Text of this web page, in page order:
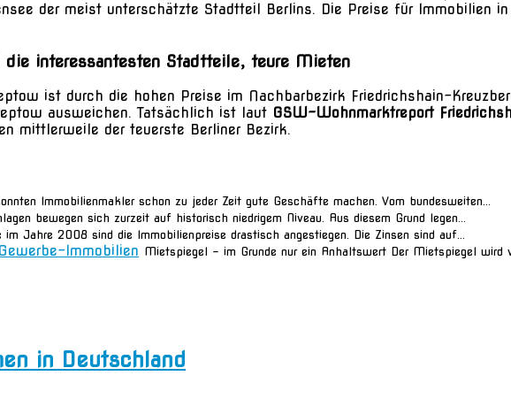
der meist unterschätzte Stadtteil Berlins. Die Preise für Immobilien
interessantesten Stadtteile, teure Mieten
ist durch die hohen Preise im Nachbarbezirk Friedrichshain-
ausweichen. Tatsächlich ist laut GSW-Wohnmarktreport
mittlerweile der teuerste Berliner Bezirk.
Immobilienmakler schon zu jeder Zeit gute Geschäfte machen. Vom bundesweiten...
bewegen sich zurzeit auf historisch niedrigem Niveau. Aus diesem Grund legen...
im Jahre 2008 sind die Immobilienpreise drastisch angestiegen. Die Zinsen sind auf...
Immobilien Mietspiegel – im Grunde nur ein Anhaltswert Der Mietspiegel wird
in Deutschland